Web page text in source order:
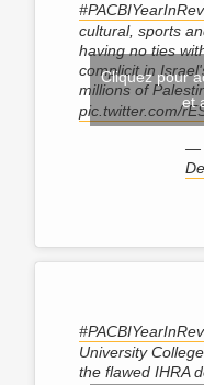
cultural, sports
having no ties
complicit in
millions of
pic.twitter.com/
—
Cliquez pour
et
University
the flawed IHRA